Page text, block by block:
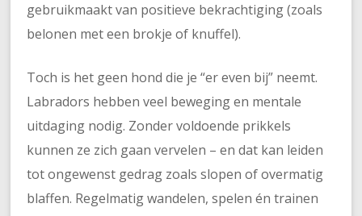
gebruikmaakt van positieve bekrachtiging (zoals
belonen met een brokje of knuffel).
Toch is het geen hond die je “er even bij” neemt.
Labradors hebben veel beweging en mentale
uitdaging nodig. Zonder voldoende prikkels
kunnen ze zich gaan vervelen – en dat kan leiden
tot ongewenst gedrag zoals slopen of overmatig
blaffen. Regelmatig wandelen, spelen én trainen